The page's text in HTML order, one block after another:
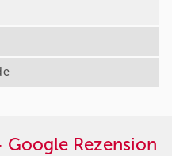
Rezension